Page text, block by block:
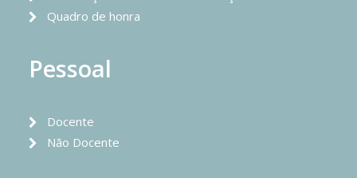
Quadro de honra
Pessoal
Docente
Não Docente